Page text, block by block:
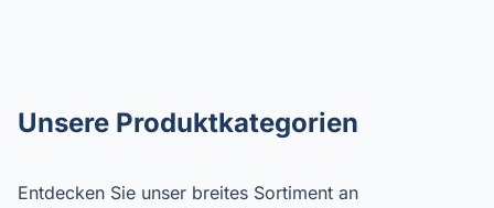
Unsere Produktkategorien
Entdecken Sie unser breites Sortiment an